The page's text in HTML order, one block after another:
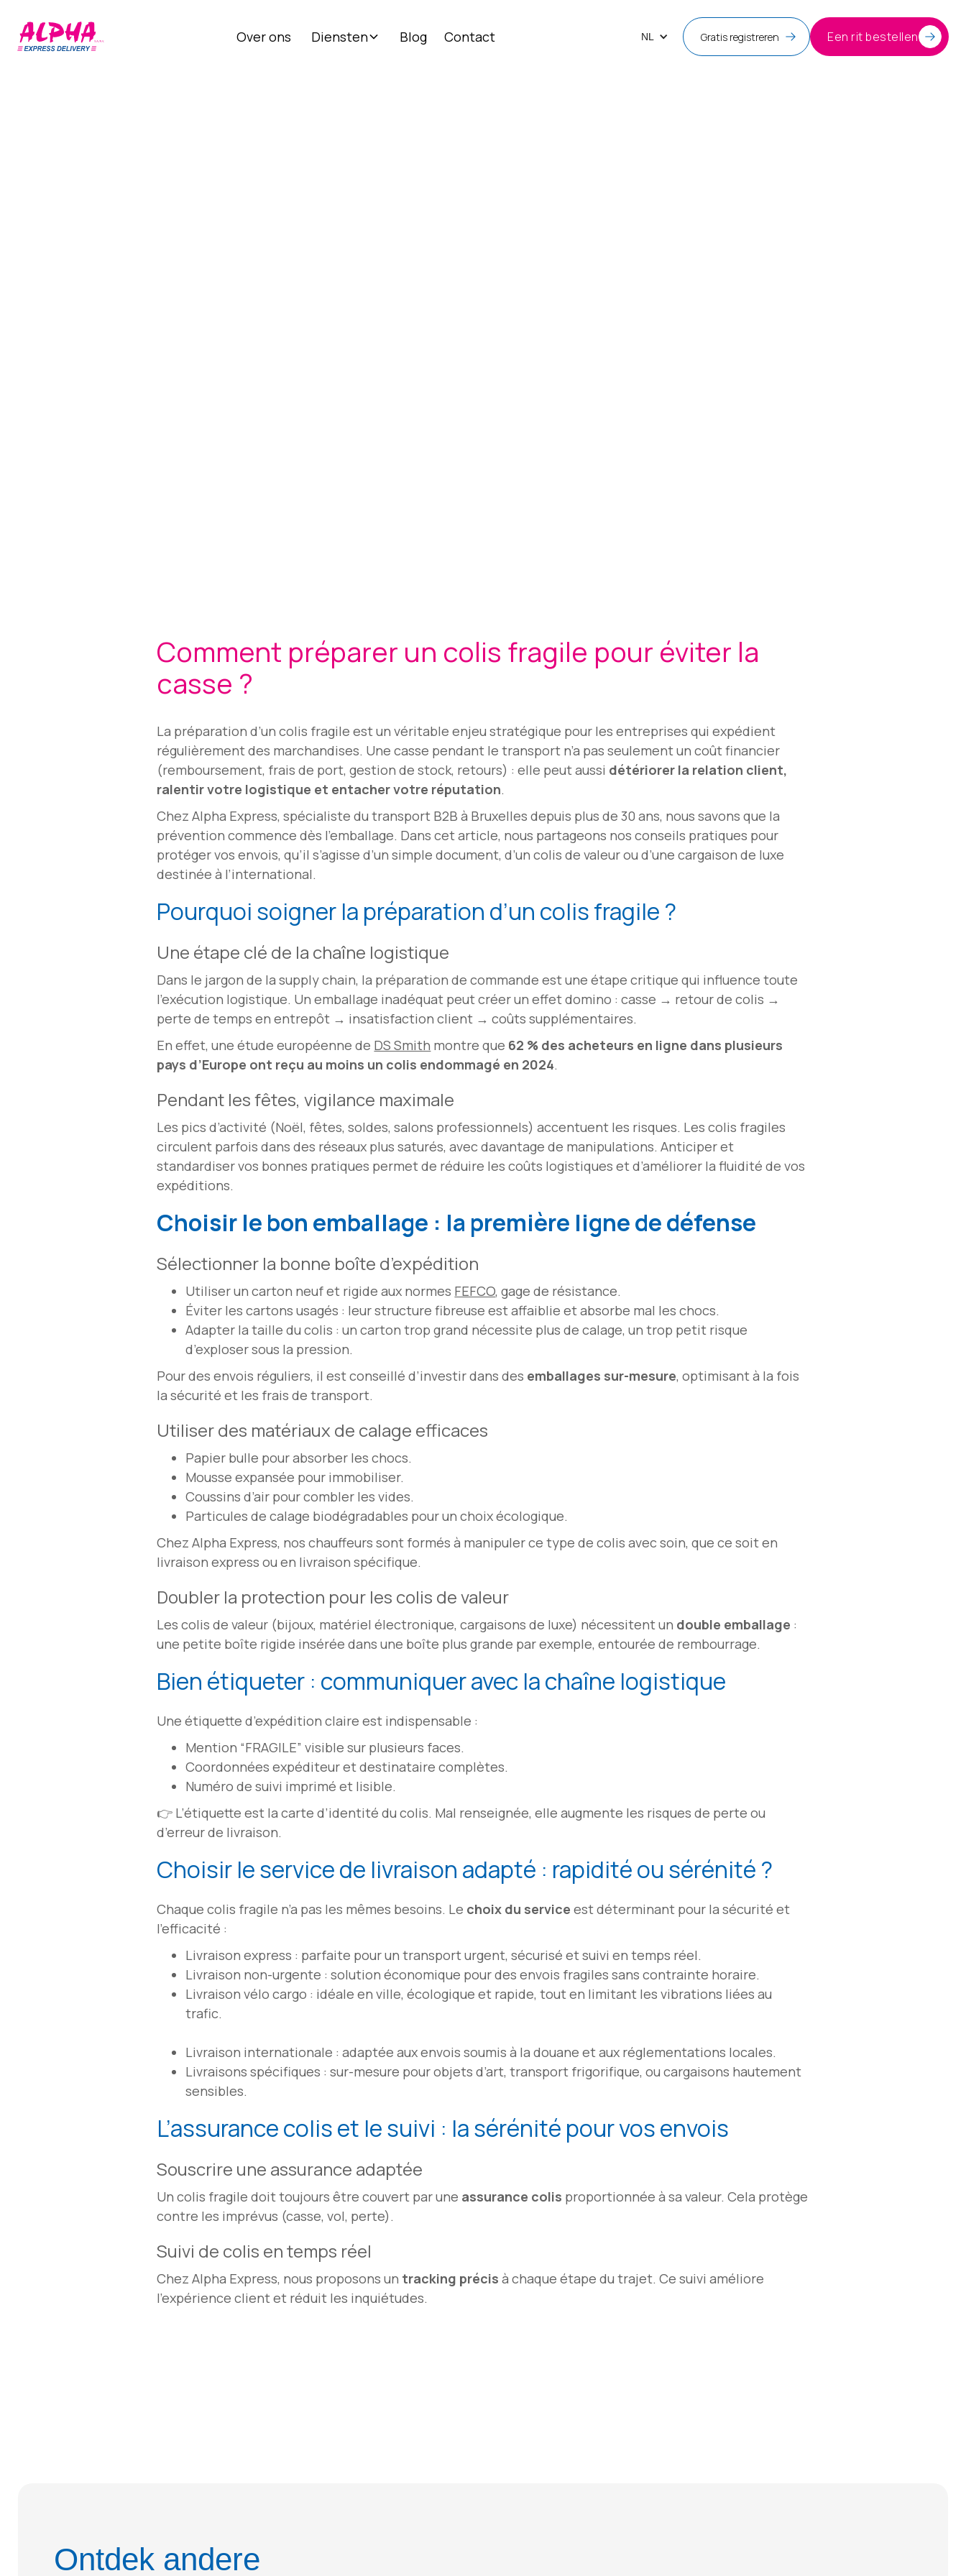
Over ons Diensten Blog Contact NL Gratis registreren Een rit bestellen
Comment préparer un colis fragile pour éviter la
casse ?
La préparation d’un colis fragile est un véritable enjeu stratégique pour les entreprises qui expédient
régulièrement des marchandises. Une casse pendant le transport n’a pas seulement un coût financier
(remboursement, frais de port, gestion de stock, retours) : elle peut aussi détériorer la relation client,
ralentir votre logistique et entacher votre réputation.
Chez Alpha Express, spécialiste du transport B2B à Bruxelles depuis plus de 30 ans, nous savons que la
prévention commence dès l’emballage. Dans cet article, nous partageons nos conseils pratiques pour
protéger vos envois, qu’il s’agisse d’un simple document, d’un colis de valeur ou d’une cargaison de luxe
destinée à l’international.
Pourquoi soigner la préparation d’un colis fragile ?
Une étape clé de la chaîne logistique
Dans le jargon de la supply chain, la préparation de commande est une étape critique qui influence toute
l’exécution logistique. Un emballage inadéquat peut créer un effet domino : casse → retour de colis →
perte de temps en entrepôt → insatisfaction client → coûts supplémentaires.
En effet, une étude européenne de DS Smith montre que 62 % des acheteurs en ligne dans plusieurs
pays d’Europe ont reçu au moins un colis endommagé en 2024.
Pendant les fêtes, vigilance maximale
Les pics d’activité (Noël, fêtes, soldes, salons professionnels) accentuent les risques. Les colis fragiles
circulent parfois dans des réseaux plus saturés, avec davantage de manipulations. Anticiper et
standardiser vos bonnes pratiques permet de réduire les coûts logistiques et d’améliorer la fluidité de vos
expéditions.
Choisir le bon emballage : la première ligne de défense
Sélectionner la bonne boîte d’expédition
Utiliser un carton neuf et rigide aux normes FEFCO, gage de résistance.
Éviter les cartons usagés : leur structure fibreuse est affaiblie et absorbe mal les chocs.
Adapter la taille du colis : un carton trop grand nécessite plus de calage, un trop petit risque
d’exploser sous la pression.
Pour des envois réguliers, il est conseillé d’investir dans des emballages sur-mesure, optimisant à la fois
la sécurité et les frais de transport.
Utiliser des matériaux de calage efficaces
Papier bulle pour absorber les chocs.
Mousse expansée pour immobiliser.
Coussins d’air pour combler les vides.
Particules de calage biodégradables pour un choix écologique.
Chez Alpha Express, nos chauffeurs sont formés à manipuler ce type de colis avec soin, que ce soit en
livraison express ou en livraison spécifique.
Doubler la protection pour les colis de valeur
Les colis de valeur (bijoux, matériel électronique, cargaisons de luxe) nécessitent un double emballage :
une petite boîte rigide insérée dans une boîte plus grande par exemple, entourée de rembourrage.
Bien étiqueter : communiquer avec la chaîne logistique
Une étiquette d’expédition claire est indispensable :
Mention “FRAGILE” visible sur plusieurs faces.
Coordonnées expéditeur et destinataire complètes.
Numéro de suivi imprimé et lisible.
👉 L’étiquette est la carte d’identité du colis. Mal renseignée, elle augmente les risques de perte ou
d’erreur de livraison.
Choisir le service de livraison adapté : rapidité ou sérénité ?
Chaque colis fragile n’a pas les mêmes besoins. Le choix du service est déterminant pour la sécurité et
l’efficacité :
Livraison express : parfaite pour un transport urgent, sécurisé et suivi en temps réel.
Livraison non-urgente : solution économique pour des envois fragiles sans contrainte horaire.
Livraison vélo cargo : idéale en ville, écologique et rapide, tout en limitant les vibrations liées au
trafic.
Livraison internationale : adaptée aux envois soumis à la douane et aux réglementations locales.
Livraisons spécifiques : sur-mesure pour objets d’art, transport frigorifique, ou cargaisons hautement
sensibles.
L’assurance colis et le suivi : la sérénité pour vos envois
Souscrire une assurance adaptée
Un colis fragile doit toujours être couvert par une assurance colis proportionnée à sa valeur. Cela protège
contre les imprévus (casse, vol, perte).
Suivi de colis en temps réel
Chez Alpha Express, nous proposons un tracking précis à chaque étape du trajet. Ce suivi améliore
l’expérience client et réduit les inquiétudes.
Ontdek andere